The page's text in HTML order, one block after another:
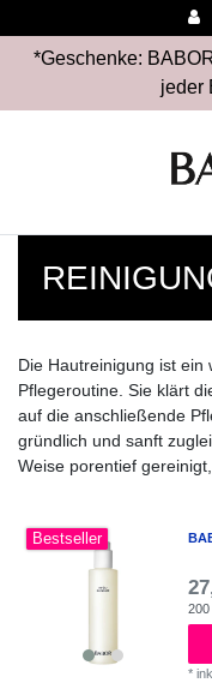
*Geschenke:
jeder
Die Hautreinigung ist ein
Pflegeroutine. Sie klärt
auf die anschließende
gründlich und sanft
Weise porentief
Bestseller
200
*